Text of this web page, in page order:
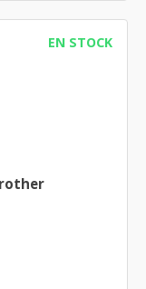
EN STOCK